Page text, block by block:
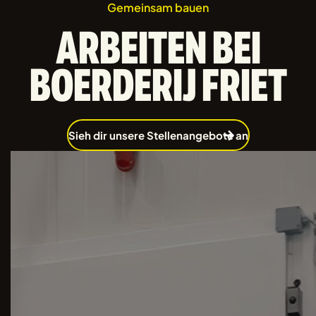
Gemeinsam bauen
ARBEITEN BEI
BOERDERIJ FRIET
Sieh dir unsere Stellenangebote an